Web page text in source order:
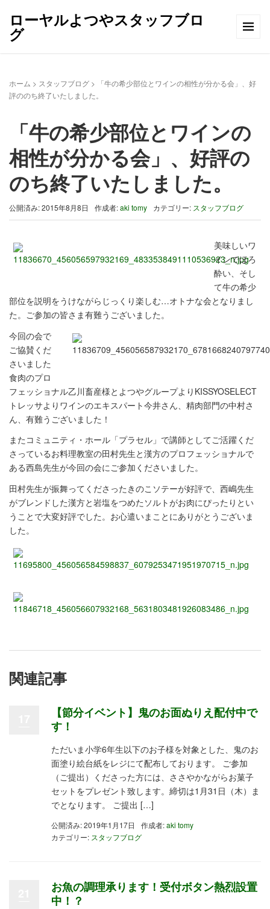
ローヤルよつやスタッフブロ
グ
ホーム > スタッフブログ >
「牛の希少部位とワインの相性が分かる会」、好
評ののち終了いたしました。
「牛の希少部位とワインの
相性が分かる会」、好評の
のち終了いたしました。
公開済み: 2015年8月8日 作成者:aki tomy カテゴリー: スタッフブログ
美味しいワ
インでほろ
酔い、そし
て牛の希少
部位を説明をうけながらじっくり楽しむ…オトナな会となりまし
た。ご参加の皆さま有難うございました。
今回の会で
ご協賛くだ
さいました
食肉のプロ
フェッショナル乙川畜産様とよつやグループよりKISSYOSELECT
トレッサよりワインのエキスパート今井さん、精肉部門の中村さ
ん、有難うございました！
またコミュニティ・ホール「プラセル」で講師としてご活躍くだ
さっているお料理教室の田村先生と漢方のプロフェッショナルで
ある西島先生が今回の会にご参加くださいました。
田村先生が振舞ってくださったきのこソテーが好評で、西嶋先生
がブレンドした漢方と岩塩をつめたソルトがお肉にぴったりとい
うことで大変好評でした。お心遣いまことにありがとうございま
した。
関連記事
【節分イベント】鬼のお面ぬりえ配付中で
す！
ただいま小学6年生以下のお子様を対象とした、鬼のお
面塗り絵台紙をレジにて配布しております。 ご参加
（ご提出）くださった方には、ささやかながらお菓子
セットをプレゼント致します。締切は1月31日（木）ま
でとなります。 ご提出 […]
公開済み: 2019年1月17日 作成者:aki tomy
カテゴリー: スタッフブログ
お魚の調理承ります！受付ボタン熱烈設置
中！？